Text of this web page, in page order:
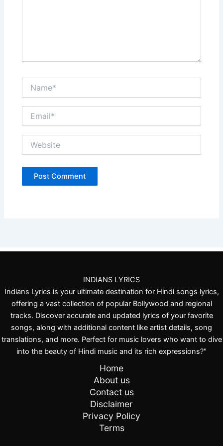
INDIANS LYRICS
Indians Lyrics is your ultimate destination for Hindi songs lyrics,
offering a vast collection of popular Bollywood and regional
tracks. Discover accurate and updated lyrics of your favorite
songs, along with additional content like artist details, song
translations, and more. Perfect for music lovers who want to dive
into the beauty of Hindi music and its rich expressions?"
Home
About us
Contact us
Disclaimer
Privacy Policy
Terms